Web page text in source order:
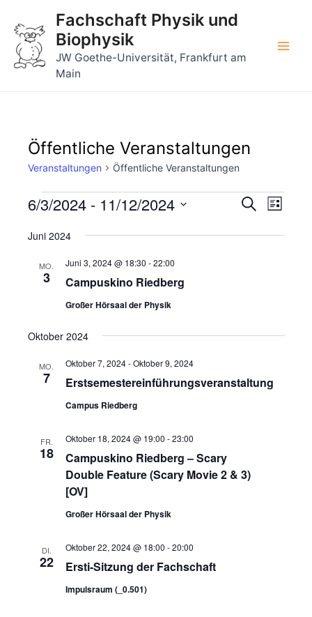
Inhalt
springen
Fachschaft Physik und
Biophysik
JW Goethe-Universität, Frankfurt am
Main
Öffentliche Veranstaltungen
Veranstaltungen Öffentliche Veranstaltungen
Veranstaltungen SucheListe
6/3/2024 - 11/12/2024
wählen.
Juni 2024
MO.
3 Campuskino Riedberg
Juni 3, 2024 @ 18:30 -22:00
Großer Hörsaal der Physik
Oktober 2024
MO.
7 Erstsemestereinführungsveranstaltung
Oktober 7, 2024-Oktober 9, 2024
Campus Riedberg
FR.
18
Campuskino Riedberg – Scary
Double Feature (Scary Movie 2 & 3)
[OV]
Oktober 18, 2024 @ 19:00 -23:00
Großer Hörsaal der Physik
DI.
22 Ersti-Sitzung der Fachschaft
Oktober 22, 2024 @ 18:00 -20:00
Impulsraum (_0.501)